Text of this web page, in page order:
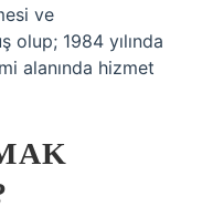
ve
olup; 1984 yılında
alanında hizmet